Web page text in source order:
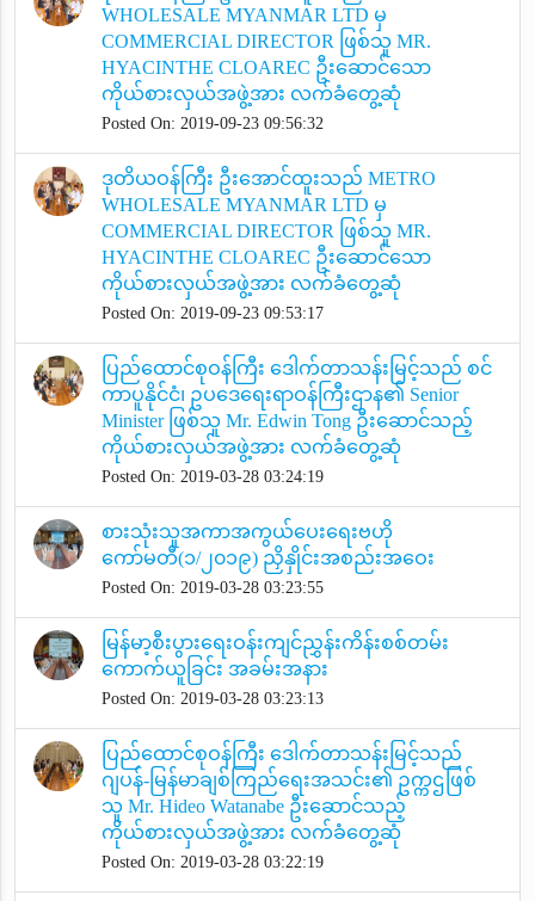
WHOLESALE MYANMAR LTD မှ
COMMERCIAL DIRECTOR ဖြစ်သူ MR.
HYACINTHE CLOAREC ဦးဆောင်သော
ကိုယ်စားလှယ်အဖွဲ့အား လက်ခံတွေ့ဆုံ
Posted On: 2019-09-23 09:56:32
ဒုတိယဝန်ကြီး ဦးအောင်ထူးသည် METRO
WHOLESALE MYANMAR LTD မှ
COMMERCIAL DIRECTOR ဖြစ်သူ MR.
HYACINTHE CLOAREC ဦးဆောင်သော
ကိုယ်စားလှယ်အဖွဲ့အား လက်ခံတွေ့ဆုံ
Posted On: 2019-09-23 09:53:17
ပြည်ထောင်စုဝန်ကြီး ဒေါက်တာသန်းမြင့်သည် စင်
ကာပူနိုင်ငံ၊ ဥပဒေရေးရာဝန်ကြီးဌာန၏ Senior
Minister ဖြစ်သူ Mr. Edwin Tong ဦးဆောင်သည့်
ကိုယ်စားလှယ်အဖွဲ့အား လက်ခံတွေ့ဆုံ
Posted On: 2019-03-28 03:24:19
စားသုံးသူအကာအကွယ်ပေးရေးဗဟို
ကော်မတီ(၁/၂၀၁၉) ညှိနှိုင်းအစည်းအဝေး
Posted On: 2019-03-28 03:23:55
မြန်မာ့စီးပွားရေးဝန်းကျင်ညွှန်းကိန်းစစ်တမ်း
ကောက်ယူခြင်း အခမ်းအနား
Posted On: 2019-03-28 03:23:13
ပြည်ထောင်စုဝန်ကြီး ဒေါက်တာသန်းမြင့်သည်
ဂျပန်-မြန်မာချစ်ကြည်ရေးအသင်း၏ ဥက္ကဌဖြစ်
သူ Mr. Hideo Watanabe ဦးဆောင်သည့်
ကိုယ်စားလှယ်အဖွဲ့အား လက်ခံတွေ့ဆုံ
Posted On: 2019-03-28 03:22:19